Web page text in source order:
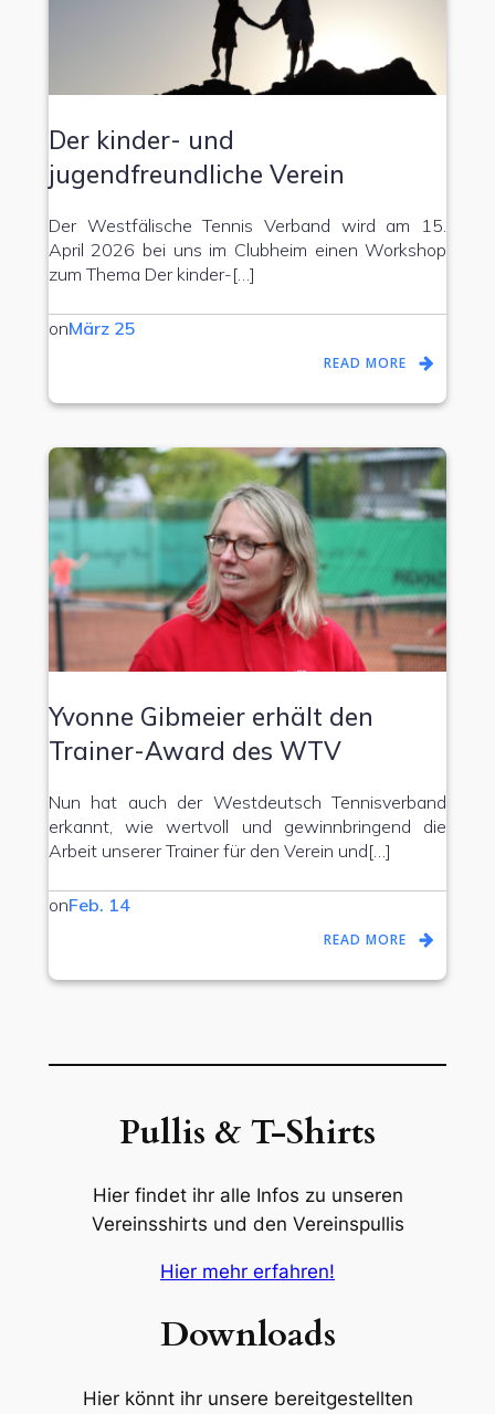
Der kinder- und
jugendfreundliche Verein
Der Westfälische Tennis Verband wird am 15.
April 2026 bei uns im Clubheim einen Workshop
zum Thema Der kinder-[…]
onMärz 25
READ MORE
Yvonne Gibmeier erhält den
Trainer-Award des WTV
Nun hat auch der Westdeutsch Tennisverband
erkannt, wie wertvoll und gewinnbringend die
Arbeit unserer Trainer für den Verein und[…]
onFeb. 14
READ MORE
Pullis & T-Shirts
Hier findet ihr alle Infos zu unseren
Vereinsshirts und den Vereinspullis
Hier mehr erfahren!
Downloads
Hier könnt ihr unsere bereitgestellten